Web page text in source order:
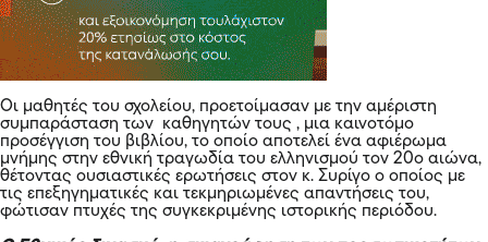
Οι μαθητές του σχολείου, προετοίμασαν με την αμέριστη
συμπαράσταση των καθηγητών τους , μια καινοτόμο
προσέγγιση του βιβλίου, το οποίο αποτελεί ένα αφιέρωμα
μνήμης στην εθνική τραγωδία του ελληνισμού τον 20ο αιώνα,
θέτοντας ουσιαστικές ερωτήσεις στον κ. Συρίγο ο οποίος με
τις επεξηγηματικές και τεκμηριωμένες απαντήσεις του,
φώτισαν πτυχές της συγκεκριμένης ιστορικής περιόδου.